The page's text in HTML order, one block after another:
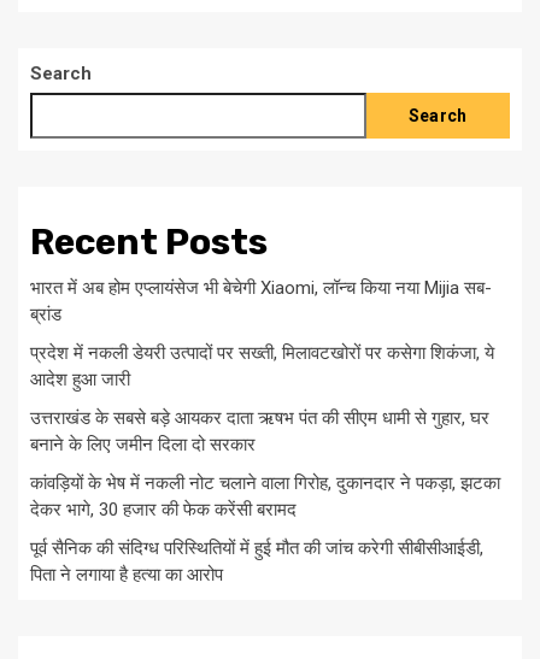
Search
Search
Recent Posts
भारत में अब होम एप्लायंसेज भी बेचेगी Xiaomi, लॉन्च किया नया Mijia सब-
ब्रांड
प्रदेश में नकली डेयरी उत्पादों पर सख्ती, मिलावटखोरों पर कसेगा शिकंजा, ये
आदेश हुआ जारी
उत्तराखंड के सबसे बड़े आयकर दाता ऋषभ पंत की सीएम धामी से गुहार, घर
बनाने के लिए जमीन दिला दो सरकार
कांवड़ियों के भेष में नकली नोट चलाने वाला गिरोह, दुकानदार ने पकड़ा, झटका
देकर भागे, 30 हजार की फेक करेंसी बरामद
पूर्व सैनिक की संदिग्ध परिस्थितियों में हुई मौत की जांच करेगी सीबीसीआईडी,
पिता ने लगाया है हत्या का आरोप